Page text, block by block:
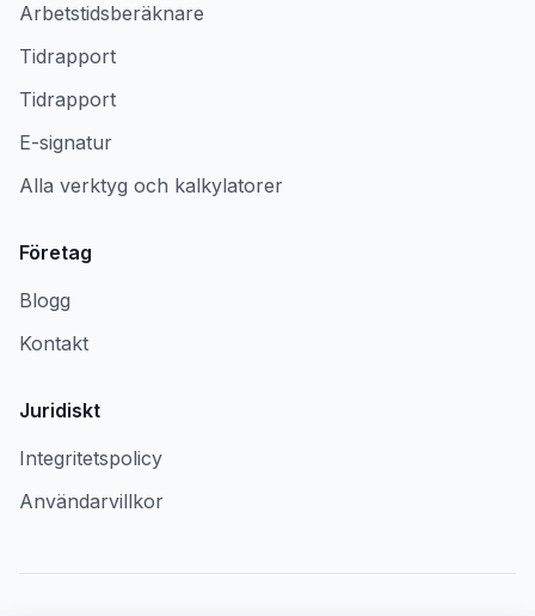
Arbetstidsberäknare
Tidrapport
Tidrapport
E-signatur
Alla verktyg och kalkylatorer
Företag
Blogg
Kontakt
Juridiskt
Integritetspolicy
Användarvillkor